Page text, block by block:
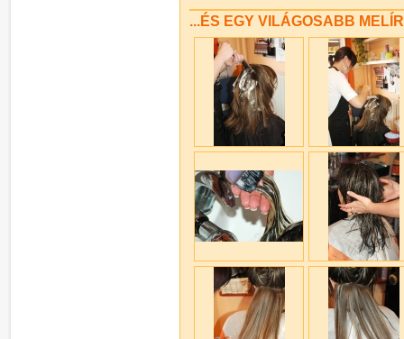
...ÉS EGY VILÁGOSABB MELÍR